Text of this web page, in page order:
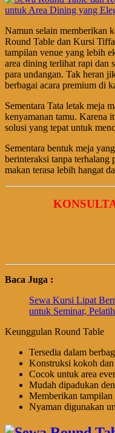
Namun selain memberikan
Round Table dan Kursi
tampilan venue yang lebih
area dining terlihat rapi dan
para undangan. Tak heran
berbagai acara premium di
Sementara Tata letak meja
kenyamanan tamu. Karena
solusi yang tepat untuk
Sementara bentuk meja
berinteraksi tanpa terhalang
makan terasa lebih hangat
Baca Juga :
Sewa Kursi Lipat
untuk Seminar,
Keunggulan Round Table
Tersedia dalam
Konstruksi kokoh dan
Cocok untuk area
Mudah dipadukan
Memberikan tampilan
Nyaman digunakan